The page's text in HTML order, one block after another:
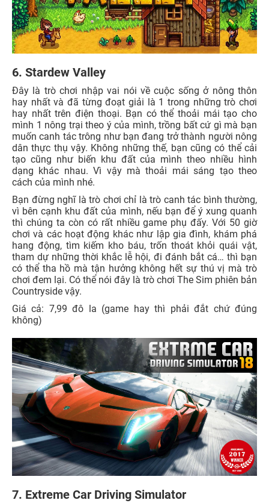
6. Stardew Valley
Đây là trò chơi nhập vai nói về cuộc sống ở nông thôn
hay nhất và đã từng đoạt giải là 1 trong những trò chơi
hay nhất trên điện thoại. Bạn có thể thoải mái tạo cho
mình 1 nông trại theo ý của mình, trồng bất cứ gì mà bạn
muốn canh tác trông như bạn đang trở thành người nông
dân thực thụ vậy. Không những thế, bạn cũng có thể cải
tạo cũng như biến khu đất của mình theo nhiều hình
dạng khác nhau. Vì vậy mà thoải mái sáng tạo theo
cách của mình nhé.
Bạn đừng nghĩ là trò chơi chỉ là trò canh tác bình thường,
vì bên cạnh khu đất của mình, nếu bạn để ý xung quanh
thì chúng ta còn có rất nhiều game phụ đấy. Với 50 giờ
chơi và các hoạt động khác như lập gia đình, khám phá
hang động, tìm kiếm kho báu, trốn thoát khỏi quái vật,
tham dự những thời khắc lễ hội, đi đánh bắt cá… thì bạn
có thể tha hồ mà tận hưởng không hết sự thú vị mà trò
chơi đem lại. Có thể nói đây là trò chơi The Sim phiên bản
Countryside vậy.
Giá cả: 7,99 đô la (game hay thì phải đắt chứ đúng
không)
7. Extreme Car Driving Simulator